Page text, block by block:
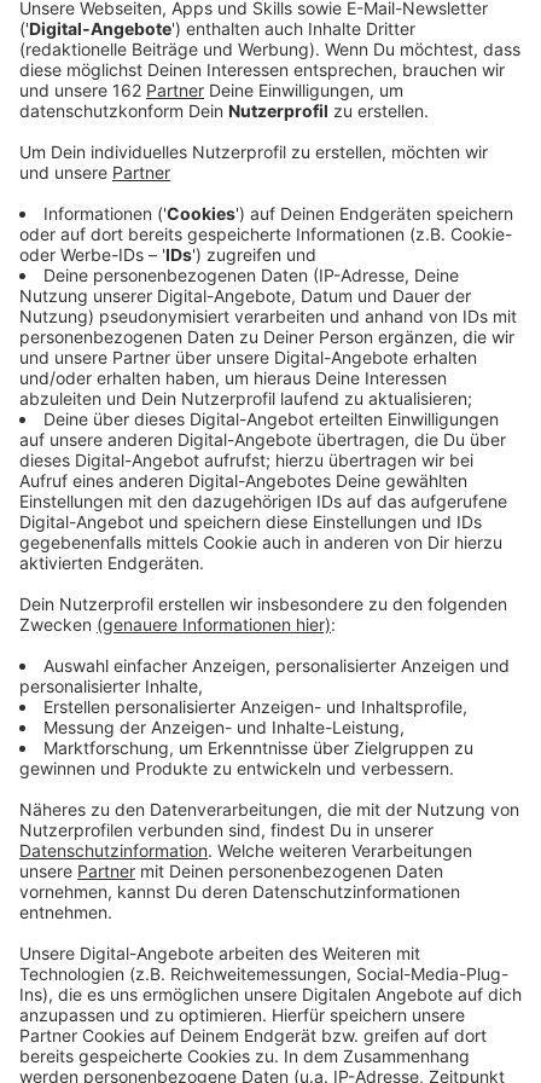
Anzeige
Ein Künstler aus Schermbeck hat erneut einen großen
Erfolg bei Christie´s gefeiert. Für Bernd Caspar
Dietrich gab es einen neuen Rekordpreis beim
weltweit führenden Auktionshaus. Diesmal wurde sein
Werk "Opal I" für 56.700 Euro in Amsterdam
versteigert. Der Schätzpreis hatte sich bei der Auktion
fast verdreifacht. Insgesamt standen 166 Kunstwerke
zum Verkauf. Der Schermbecker erzielte das
achtbeste Ergebnis. Für den Künstler bedeutet das
vor allem Ansehen, das Geld geht an den Eigentümer
des Gemäldes.
Anzeige
Werk thematisiert einen Sehnsuchtsort für
Opalsucher
Bernd Caspar Dietrich hatte auch schon mit "Magalone
II" über 50tausend Euro bei Christie´s erzielt. Das
Serie "Goldene Zeiten" (2004 bis 2022). Dietrich hat
dafür Beton, Lehm, Pigment, Acryl, Colorado Gold und
24-karätiges Blattgold auf große Leinwand gebracht.
Das Bild ist eine konzentrische Erzählung und spiegelt
wider, einem Sehnsuchtsort für Opalsucher.
Anzeige